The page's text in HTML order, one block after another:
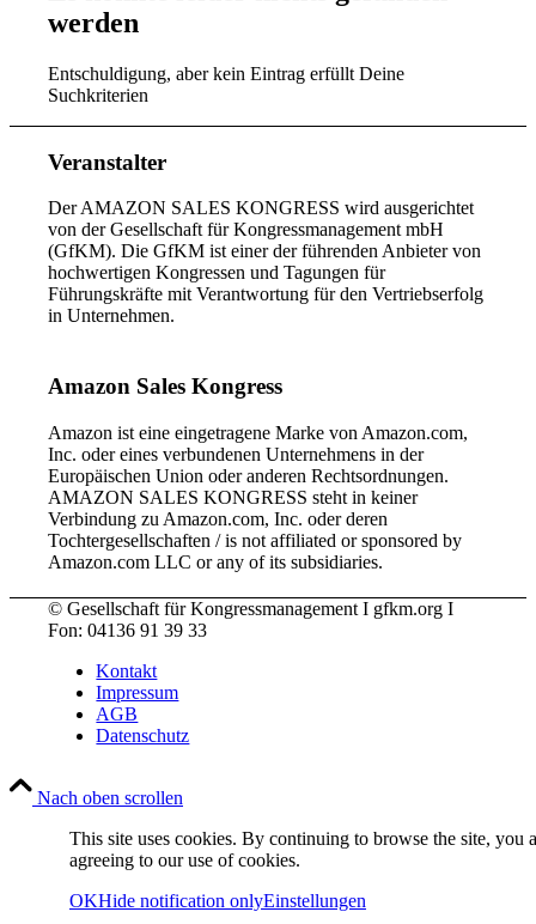
werden
Entschuldigung, aber kein Eintrag erfüllt Deine
Suchkriterien
Veranstalter
Der AMAZON SALES KONGRESS wird ausgerichtet
von der Gesellschaft für Kongressmanagement mbH
(GfKM). Die GfKM ist einer der führenden Anbieter von
hochwertigen Kongressen und Tagungen für
Führungskräfte mit Verantwortung für den Vertriebserfolg
in Unternehmen.
Amazon Sales Kongress
Amazon ist eine eingetragene Marke von Amazon.com,
Inc. oder eines verbundenen Unternehmens in der
Europäischen Union oder anderen Rechtsordnungen.
AMAZON SALES KONGRESS steht in keiner
Verbindung zu Amazon.com, Inc. oder deren
Tochtergesellschaften / is not affiliated or sponsored by
Amazon.com LLC or any of its subsidiaries.
© Gesellschaft für Kongressmanagement I gfkm.org I
Fon: 04136 91 39 33
Kontakt
Impressum
AGB
Datenschutz
Nach oben scrollen
This site uses cookies. By continuing to browse the site, you
agreeing to our use of cookies.
OKHide notification onlyEinstellungen